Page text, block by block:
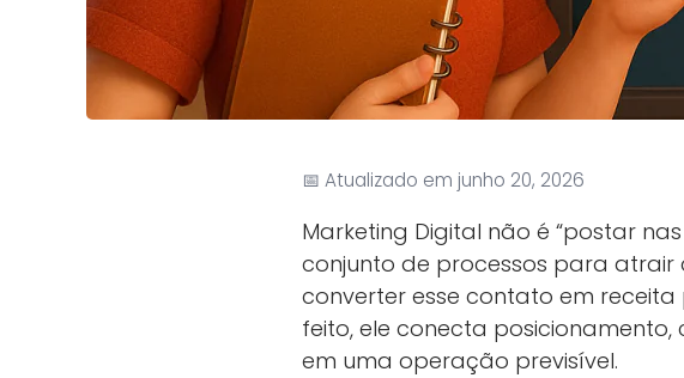
📅 Atualizado em junho 20, 2026
Marketing Digital não é “postar
conjunto de processos para
converter esse contato em
feito, ele conecta
em uma operação previsível.